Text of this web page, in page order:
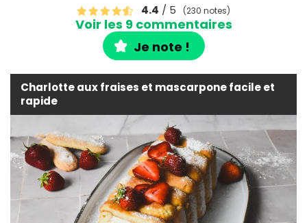
4.4 / 5 (230 notes)
Voir les 9 commentaires
Je note !
Charlotte aux fraises et mascarpone facile et
rapide